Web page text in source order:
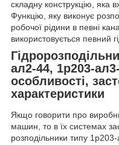
складну конструкцію, яка
Функцію, яку виконує
робочої рідини в певні
використовується певний
ал2-44, 1р203-
особливості,
характеристики
Якщо говорити про
машин, то в їх системах
розподільники типу